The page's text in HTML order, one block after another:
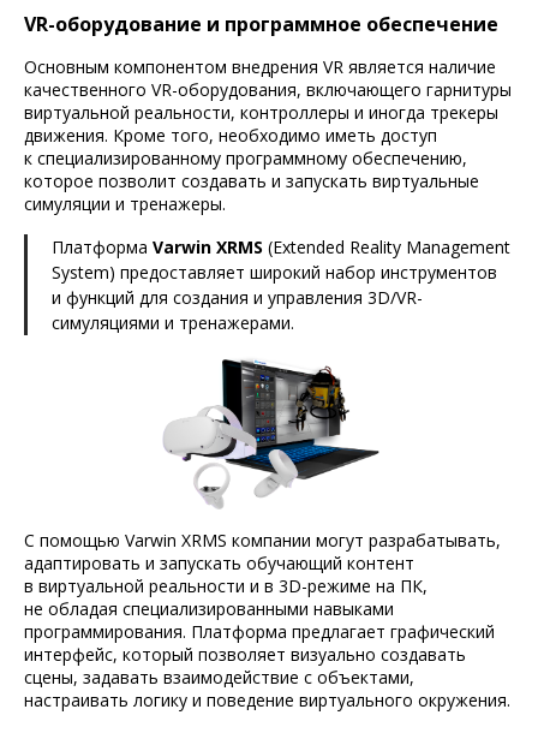
VR-оборудование и программное обеспечение
Основным компонентом внедрения VR является наличие
качественного VR-оборудования, включающего гарнитуры
виртуальной реальности, контроллеры и иногда трекеры
движения. Кроме того, необходимо иметь доступ
к специализированному программному обеспечению,
которое позволит создавать и запускать виртуальные
симуляции и тренажеры.
Платформа Varwin XRMS (Extended Reality Management
System) предоставляет широкий набор инструментов
и функций для создания и управления 3D/VR-
симуляциями и тренажерами.
С помощью Varwin XRMS компании могут разрабатывать,
адаптировать и запускать обучающий контент
в виртуальной реальности и в 3D-режиме на ПК,
не обладая специализированными навыками
программирования. Платформа предлагает графический
интерфейс, который позволяет визуально создавать
сцены, задавать взаимодействие с объектами,
настраивать логику и поведение виртуального окружения.